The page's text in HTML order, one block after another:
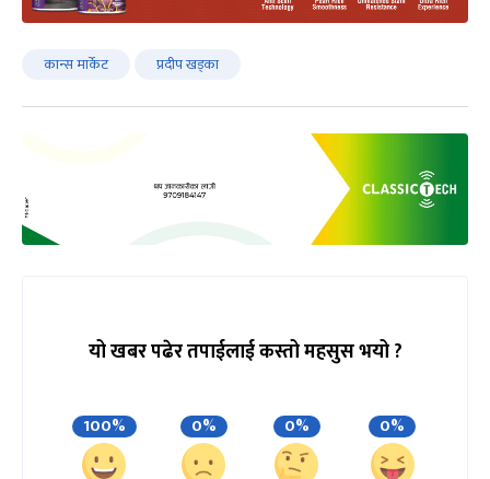
कान्स मार्केट प्रदीप खड्का
यो खबर पढेर तपाईलाई कस्तो महसुस भयो ?
100% 0% 0% 0%